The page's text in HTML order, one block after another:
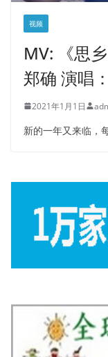
视频
MV: 《思
郑确 演唱
2021年1月1日
新的一年又来临，